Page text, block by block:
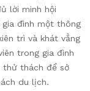
lời minh hội
gia đình một thông
trì và khát vẳng
trong gia đình
thử thách để sở
du lịch.